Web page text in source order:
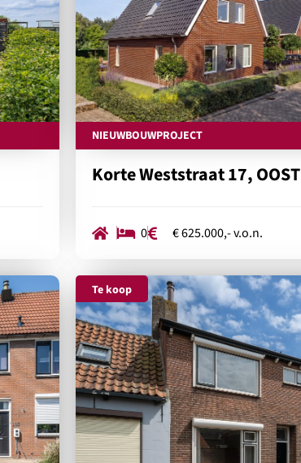
NIEUWBOUWPROJECT
Korte Weststraat 17,
0 € 625.000,- v.o.n.
Te koop